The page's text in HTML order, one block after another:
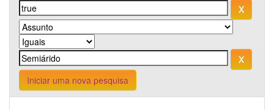
Iniciar uma nova pesquisa